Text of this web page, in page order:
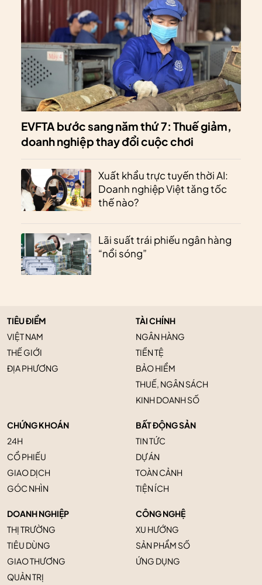
EVFTA bước sang năm thứ 7: Thuế giảm,
doanh nghiệp thay đổi cuộc chơi
Xuất khẩu trực tuyến thời AI:
Doanh nghiệp Việt tăng tốc
thế nào?
Lãi suất trái phiếu ngân hàng
“nổi sóng”
TIÊU ĐIỂM
VIỆT NAM
THẾ GIỚI
ĐỊA PHƯƠNG
TÀI CHÍNH
NGÂN HÀNG
TIỀN TỆ
BẢO HIỂM
THUẾ, NGÂN SÁCH
KINH DOANH SỐ
CHỨNG KHOÁN
24H
CỔ PHIẾU
GIAO DỊCH
GÓC NHÌN
BẤT ĐỘNG SẢN
TIN TỨC
DỰ ÁN
TOÀN CẢNH
TIỆN ÍCH
DOANH NGHIỆP
THỊ TRƯỜNG
TIÊU DÙNG
GIAO THƯƠNG
QUẢN TRỊ
CÔNG NGHỆ
XU HƯỚNG
SẢN PHẨM SỐ
ỨNG DỤNG